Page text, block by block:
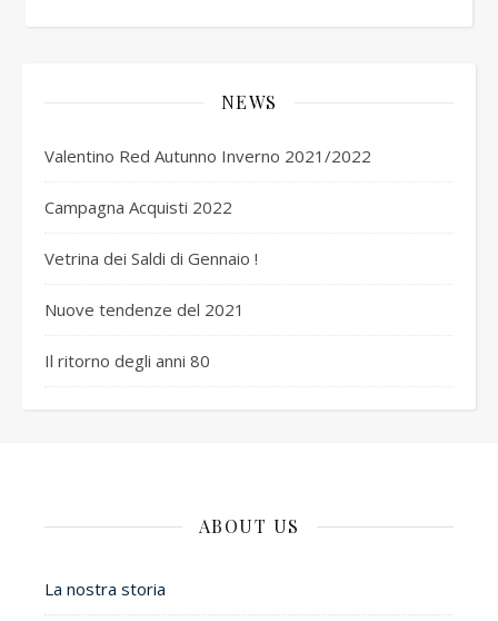
NEWS
Valentino Red Autunno Inverno 2021/2022
Campagna Acquisti 2022
Vetrina dei Saldi di Gennaio !
Nuove tendenze del 2021
Il ritorno degli anni 80
ABOUT US
La nostra storia